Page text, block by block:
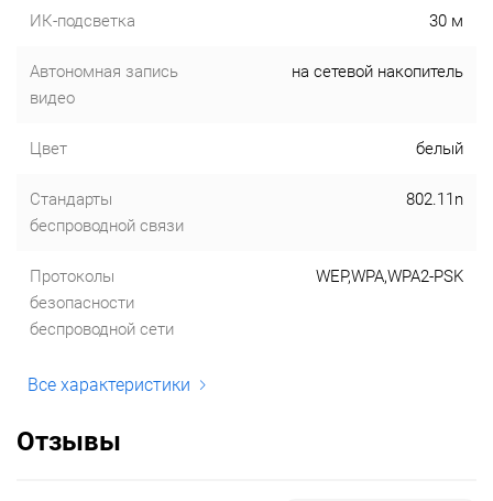
ИК-подсветка 30 м
Автономная запись
видео
на сетевой накопитель
Цвет белый
Стандарты
беспроводной связи
802.11n
Протоколы
безопасности
беспроводной сети
WEP,WPA,WPA2-PSK
Все характеристики
Отзывы